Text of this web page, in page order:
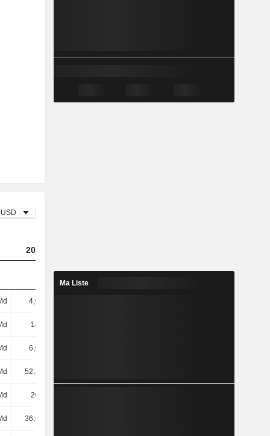
USD
2023
4,05 Md
147 Md
6,08 Md
52,34 Md
205 Md
36,63 Md
Ma Liste